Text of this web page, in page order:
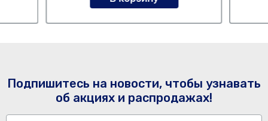
Подпишитесь на новости, чтобы узнавать
об акциях и распродажах!